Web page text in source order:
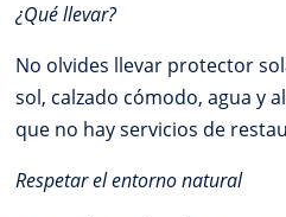
¿Qué llevar?
No olvides llevar protector
sol, calzado cómodo, agua y
que no hay servicios de
Respetar el entorno natural